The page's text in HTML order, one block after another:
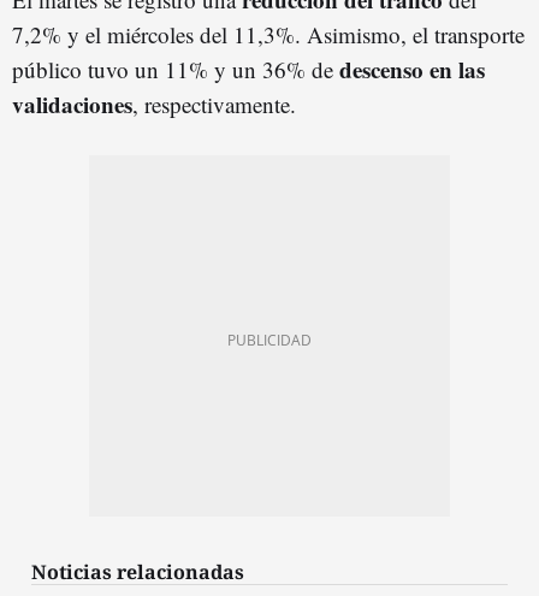
7,2% y el miércoles del 11,3%. Asimismo, el transporte
público tuvo un 11% y un 36% de descenso en las
validaciones, respectivamente.
Noticias relacionadas